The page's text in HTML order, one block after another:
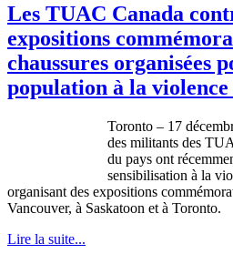
Les TUAC Canada
expositions
chaussures organisées
population à la violence
Toronto – 17
des militants des
du pays ont
sensibilisation à la
organisant des expositions
Vancouver, à Saskatoon et à Toronto.
Lire la suite...